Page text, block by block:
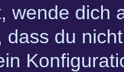
wende dich
dass du